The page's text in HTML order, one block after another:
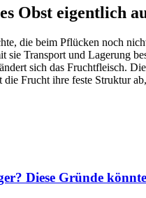
Obst eigentlich
die beim Pflücken noch
sie Transport und Lagerung
sich das Fruchtfleisch.
Frucht ihre feste Struktur
Diese Gründe